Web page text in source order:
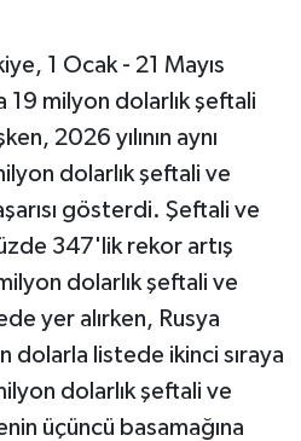
1 Ocak - 21 Mayıs
19 milyon dolarlık şeftali
2026 yılının aynı
dolarlık şeftali ve
gösterdi. Şeftali ve
347'lik rekor artış
dolarlık şeftali ve
yer alırken, Rusya
dolarla listede ikinci sıraya
dolarlık şeftali ve
üçüncü basamağına